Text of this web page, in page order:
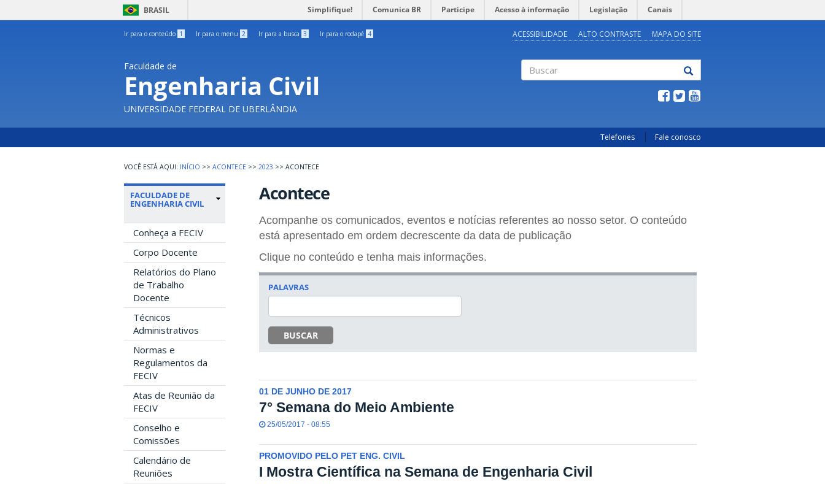
BRASIL Simplifique! Comunica BR Participe Acesso à informação Legislação Canais
Ir para o conteúdo 1 Ir para o menu 2 Ir para a busca 3 Ir para o rodapé 4 ACESSIBILIDADE ALTO CONTRASTE MAPA DO SITE
Faculdade de
Engenharia Civil
UNIVERSIDADE FEDERAL DE UBERLÂNDIA
Telefones Fale conosco
INÍCIO >> ACONTECE >> 2023 >> ACONTECE
FACULDADE DE
ENGENHARIA CIVIL
Conheça a FECIV
Corpo Docente
Relatórios do Plano
de Trabalho
Docente
Técnicos
Administrativos
Normas e
Regulamentos da
FECIV
Atas de Reunião da
FECIV
Conselho e
Comissões
Calendário de
Reuniões
Acontece
Acompanhe os comunicados, eventos e notícias referentes ao nosso setor. O conteúdo
está apresentado em ordem decrescente da data de publicação
Clique no conteúdo e tenha mais informações.
PALAVRAS
BUSCAR
01 DE JUNHO DE 2017
7° Semana do Meio Ambiente
25/05/2017 - 08:55
PROMOVIDO PELO PET ENG. CIVIL
I Mostra Científica na Semana de Engenharia Civil